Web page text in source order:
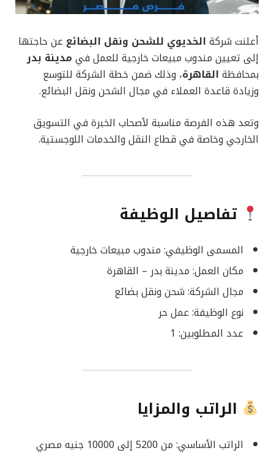
أعلنت شركة الخديوي للشحن ونقل البضائع عن حاجتها
إلى تعيين مندوب مبيعات خارجية للعمل في مدينة بدر
بمحافظة القاهرة، وذلك ضمن خطة الشركة للتوسع
وزيادة قاعدة العملاء في مجال الشحن ونقل البضائع.
وتعد هذه الفرصة مناسبة لأصحاب الخبرة في التسويق
الخارجي وخاصة في قطاع النقل والخدمات اللوجستية.
تفاصيل الوظيفة
المسمى الوظيفي: مندوب مبيعات خارجية
مكان العمل: مدينة بدر – القاهرة
مجال الشركة: شحن ونقل بضائع
نوع الوظيفة: عمل حر
عدد المطلوبين: 1
الراتب والمزايا
الراتب الأساسي: من 5200 إلى 10000 جنيه مصري